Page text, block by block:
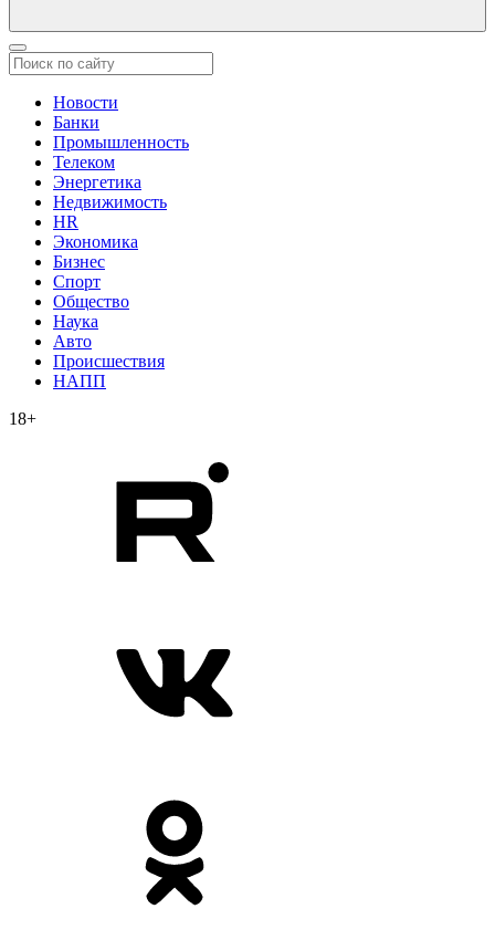
Новости
Банки
Промышленность
Телеком
Энергетика
Недвижимость
HR
Экономика
Бизнес
Спорт
Общество
Наука
Авто
Происшествия
НАПП
18+